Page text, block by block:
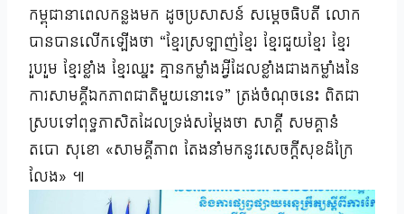
កម្ពុជានាពេលកន្លងមក ដូចប្រសាសន៍ សម្ដេចធិបតី លោក
បានបានលើកឡើងថា “ខ្មែរស្រឡាញ់ខ្មែរ ខ្មែរជួយខ្មែរ ខ្មែរ
រួបរួម ខ្មែរខ្លាំង ខ្មែរឈ្នះ គ្មានកម្លាំងអ្វីដែលខ្លាំងជាងកម្លាំងនៃ
ការសាមគ្គីឯកភាពជាតិមួយនោះទេ” ត្រង់ចំណុចនេះ ពិតជា
ស្របទៅពុទ្ធភាសិតដែលទ្រង់សម្តែងថា សាគ្គី សមគ្គានំ
តបោ សុខោ «សាមគ្គីភាព តែងនាំមកនូវសេចក្តីសុខដ៏ក្រៃ
លែង» ៕